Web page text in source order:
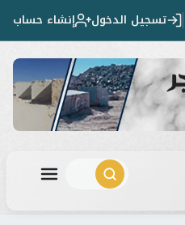
تسجيل الدخول إنشاء حساب